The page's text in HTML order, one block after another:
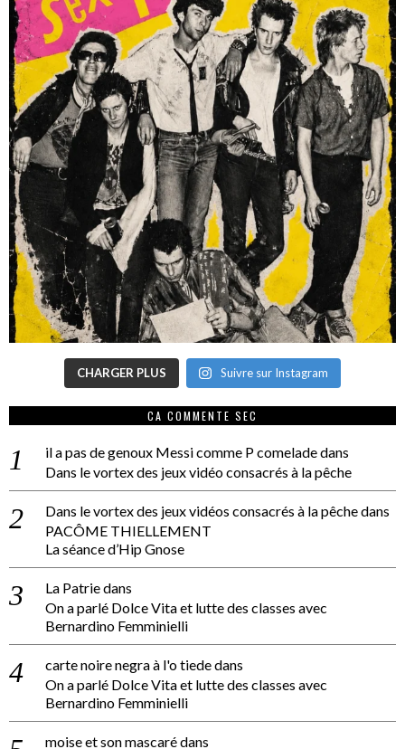
CHARGER PLUS Suivre sur Instagram
CA COMMENTE SEC
il a pas de genoux Messi comme P comeladedans
Dans le vortex des jeux vidéo consacrés à la pêche
Dans le vortex des jeux vidéos consacrés à la pêchedans
PACÔME THIELLEMENT
La séance d’Hip Gnose
La Patriedans
On a parlé Dolce Vita et lutte des classes avec
Bernardino Femminielli
carte noire negra à l'o tiededans
On a parlé Dolce Vita et lutte des classes avec
Bernardino Femminielli
moise et son mascarédans